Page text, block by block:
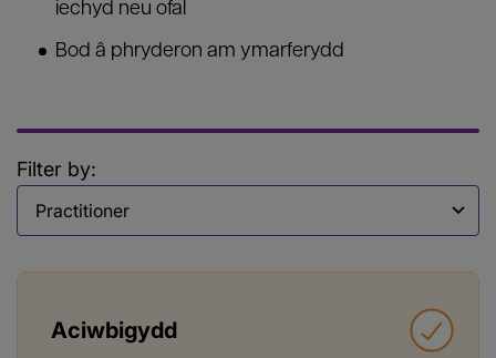
iechyd neu ofal
Bod â phryderon am ymarferydd
Filter by:
Aciwbigydd